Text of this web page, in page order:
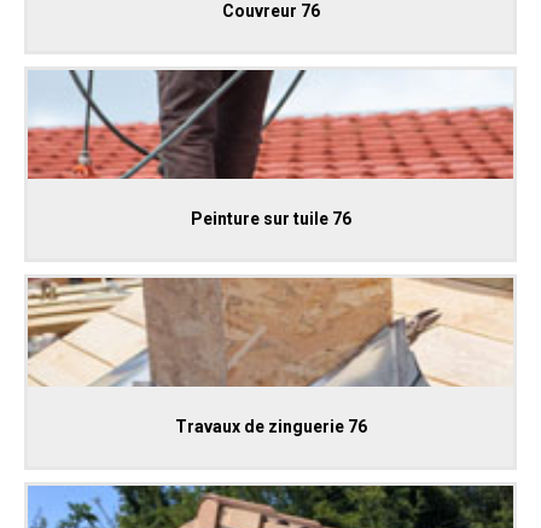
Couvreur 76
Peinture sur tuile 76
Travaux de zinguerie 76